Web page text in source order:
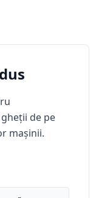
de pe
mașinii.